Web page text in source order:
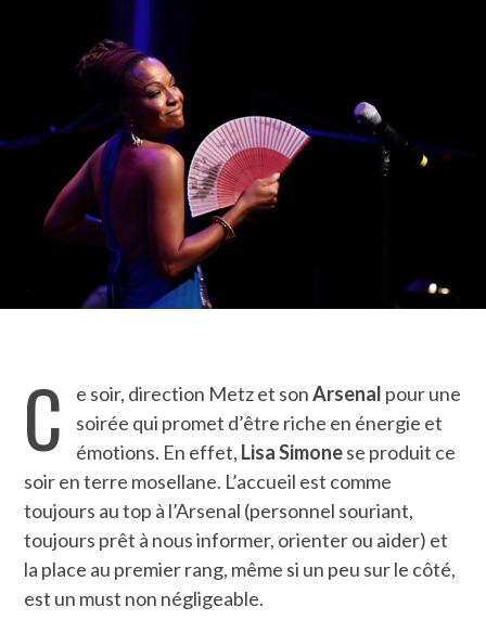
C e soir, direction Metz et sonArsenal pour une
soirée qui promet d’être riche en énergie et
émotions. En effet, Lisa Simonese produit ce
soir en terre mosellane. L’accueil est comme
toujours au top à l’Arsenal (personnel souriant,
toujours prêt à nous informer, orienter ou aider) et
la place au premier rang, même si un peu sur le côté,
est un must non négligeable.